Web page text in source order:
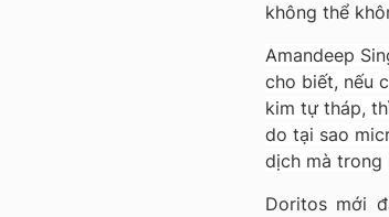
không thể
Amandeep
cho biết, nếu
kim tự tháp,
do tại sao
dịch mà trong
Doritos mới